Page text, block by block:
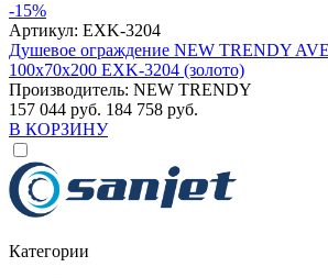
-15%
Артикул: EXK-3204
Душевое ограждение NEW TRENDY
100x70x200 EXK-3204 (золото)
Производитель: NEW TRENDY
157 044 руб. 184 758 руб.
В КОРЗИНУ
Категории